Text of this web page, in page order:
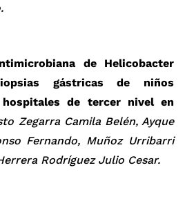
de Helicobacter
gástricas de niños
de tercer nivel en
Zegarra Camila Belén, Ayque
Fernando, Muñoz Urribarri
Rodríguez Julio Cesar.